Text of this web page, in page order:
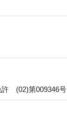
許 (02)第009346号